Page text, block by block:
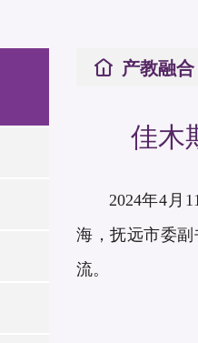
产教融合
佳木
2024年4月
海，抚远市委
流。